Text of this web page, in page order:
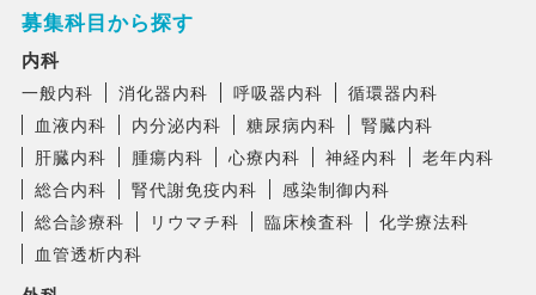
募集科目から探す
内科
一般内科 消化器内科 呼吸器内科
循環器内科
血液内科
内分泌内科 糖尿病内科
腎臓内科
肝臓内科
腫瘍内科 心療内科 神経内科
老年内科
総合内科
腎代謝免疫内科
感染制御内科
総合診療科
リウマチ科 臨床検査科
化学療法科
血管透析内科